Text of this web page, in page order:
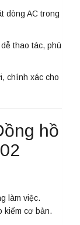
dòng AC trong
thao tác, phù
chính xác cho
hồ
làm việc.
kiểm cơ bản.